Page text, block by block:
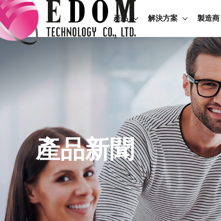
產品 解決方案 製造商
產品新聞